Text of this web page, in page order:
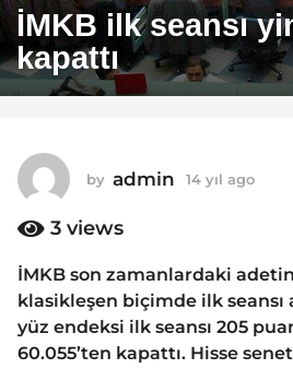
4
y
ı
l
o
4
ı
l
a
g
İMKB ilk seansı
kapattı
by admin 14 yıl ago
a
g
o
3 views
İMKB son zamanlardaki
klasikleşen biçimde ilk seansı
yüz endeksi ilk seansı 205
60.055’ten kapattı. Hisse